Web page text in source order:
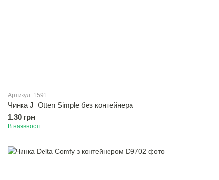
Артикул: 1591
Чинка J_Otten Simple без контейнера
1.30 грн
В наявності